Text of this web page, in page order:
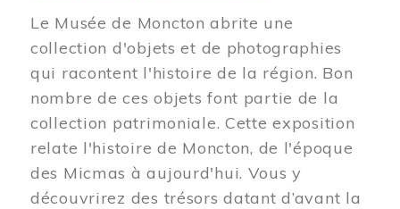
Le Musée de Moncton abrite une
collection d'objets et de photographies
qui racontent l'histoire de la région. Bon
nombre de ces objets font partie de la
collection patrimoniale. Cette exposition
relate l'histoire de Moncton, de l'époque
des Micmas à aujourd'hui. Vous y
découvrirez des trésors datant d’avant la